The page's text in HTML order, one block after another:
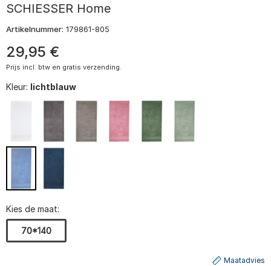
SCHIESSER Home
Artikelnummer: 179861-805
29,95 €
Prijs incl. btw en gratis verzending.
Kleur: lichtblauw
Kies de maat:
70*140
Maatadvies